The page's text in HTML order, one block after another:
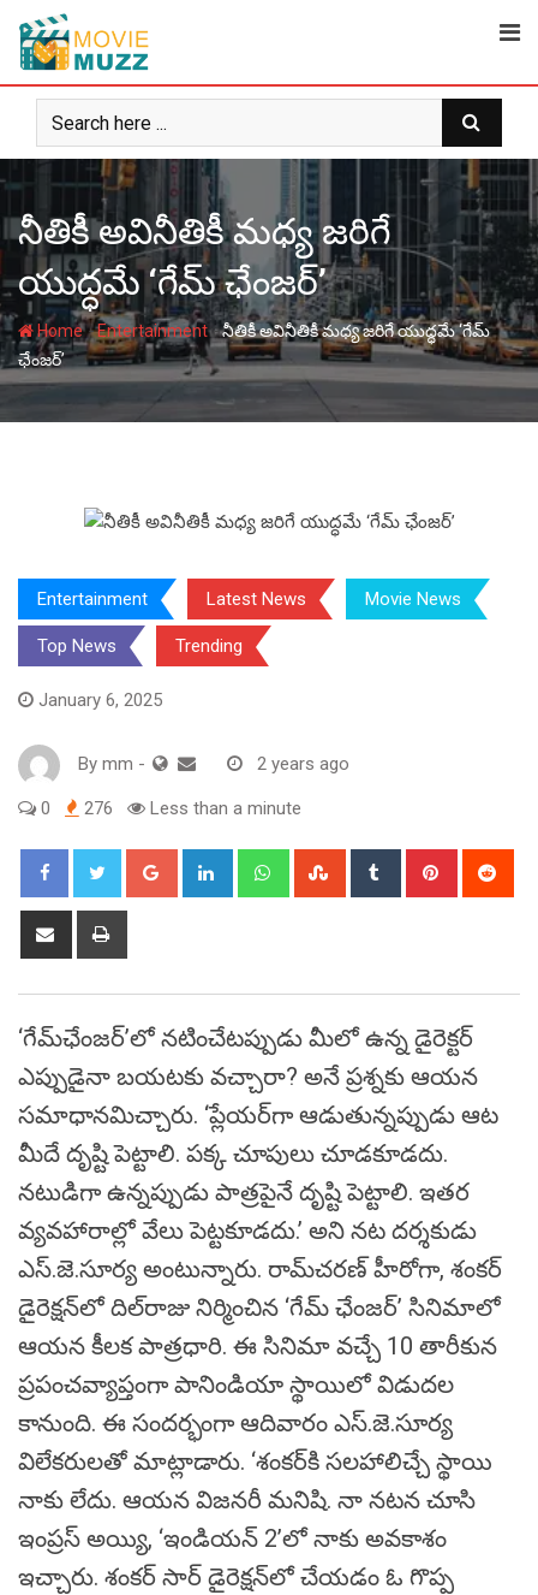
content
నీతికీ అవినీతికీ మధ్య జరిగే
యుద్ధమే ‘గేమ్‌ ఛేంజర్‌’
Home-Entertainment-నీతికీ అవినీతికీ మధ్య జరిగే యుద్ధమే ‘గేమ్‌
ఛేంజర్‌’
Entertainment Latest News Movie News
Top News Trending
January 6, 2025
By mm - 2 years ago
0 276 Less than a minute
Google+ LinkedIn WhatsappStumbleUpon
Tumblr Pinterest
Share
‘గేమ్‌ఛేంజర్‌’లో నటించేటప్పుడు మీలో ఉన్న డైరెక్టర్
ఎప్పుడైనా బయటకు వచ్చారా? అనే ప్రశ్నకు ఆయన
సమాధానమిచ్చారు. ‘ప్లేయర్‌గా ఆడుతున్నప్పుడు ఆట
మీదే దృష్టి పెట్టాలి. పక్క చూపులు చూడకూడదు.
నటుడిగా ఉన్నప్పుడు పాత్రపైనే దృష్టి పెట్టాలి. ఇతర
వ్యవహారాల్లో వేలు పెట్టకూడదు.’ అని నట దర్శకుడు
ఎస్‌.జె.సూర్య అంటున్నారు. రామ్‌చరణ్‌ హీరోగా, శంకర్‌
డైరెక్షన్‌లో దిల్‌రాజు నిర్మించిన ‘గేమ్‌ ఛేంజర్‌’ సినిమాలో
ఆయన కీలక పాత్రధారి. ఈ సినిమా వచ్చే 10 తారీకున
ప్రపంచవ్యాప్తంగా పానిండియా స్థాయిలో విడుదల
కానుంది. ఈ సందర్భంగా ఆదివారం ఎస్‌.జె.సూర్య
విలేకరులతో మాట్లాడారు. ‘శంకర్‌కి సలహాలిచ్చే స్థాయి
నాకు లేదు. ఆయన విజనరీ మనిషి. నా నటన చూసి
ఇంప్రస్‌ అయ్యి, ‘ఇండియన్‌ 2’లో నాకు అవకాశం
ఇచ్చారు. శంకర్‌ సార్‌ డైరెక్షన్‌లో చేయడం ఓ గొప్ప